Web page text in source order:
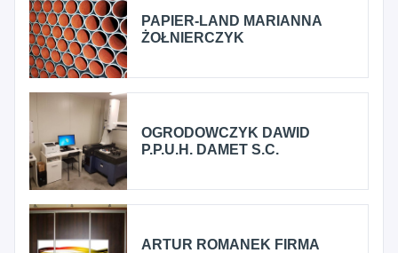
PAPIER-LAND MARIANNA
ŻOŁNIERCZYK
OGRODOWCZYK DAWID
P.P.U.H. DAMET S.C.
ARTUR ROMANEK FIRMA